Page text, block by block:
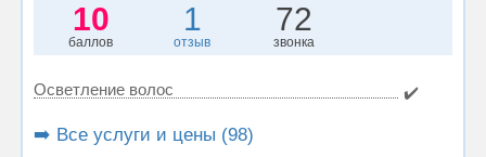
10
баллов
1
отзыв
72
звонка
Осветление волос ✔️
➡️ Все услуги и цены (98)